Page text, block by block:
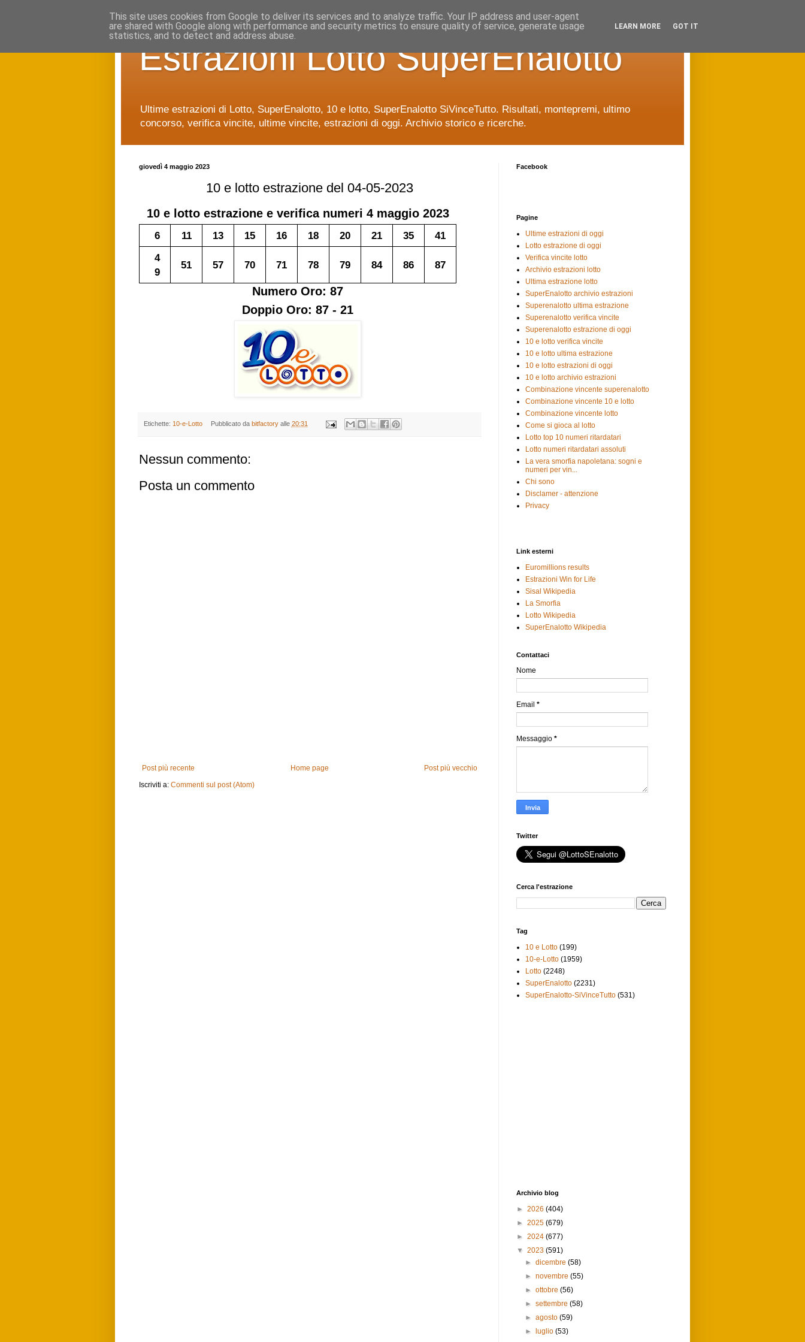
Estrazioni Lotto SuperEnalotto
Ultime estrazioni di Lotto, SuperEnalotto, 10 e lotto, SuperEnalotto SiVinceTutto. Risultati, montepremi, ultimo
concorso, verifica vincite, ultime vincite, estrazioni di oggi. Archivio storico e ricerche.
giovedì 4 maggio 2023
10 e lotto estrazione del 04-05-2023
10 e lottoestrazione e verifica numeri 4 maggio 2023
6 11 13 15 16 18 20 21 35
41
4
9
51 57 70 71 78 79 84 86 87
Numero Oro: 87
Doppio Oro: 87 - 21
Etichette: 10-e-Lotto Pubblicato da bitfactory alle 20:31
Nessun commento:
Posta un commento
Post più recente Post più vecchio
Home page
Iscriviti a: Commenti sul post (Atom)
Facebook
Pagine
Ultime estrazioni di oggi
Lotto estrazione di oggi
Verifica vincite lotto
Archivio estrazioni lotto
Ultima estrazione lotto
SuperEnalotto archivio estrazioni
Superenalotto ultima estrazione
Superenalotto verifica vincite
Superenalotto estrazione di oggi
10 e lotto verifica vincite
10 e lotto ultima estrazione
10 e lotto estrazioni di oggi
10 e lotto archivio estrazioni
Combinazione vincente superenalotto
Combinazione vincente 10 e lotto
Combinazione vincente lotto
Come si gioca al lotto
Lotto top 10 numeri ritardatari
Lotto numeri ritardatari assoluti
La vera smorfia napoletana: sogni e
numeri per vin...
Chi sono
Disclamer - attenzione
Privacy
Link esterni
Euromillions results
Estrazioni Win for Life
Sisal Wikipedia
La Smorfia
Lotto Wikipedia
SuperEnalotto Wikipedia
Contattaci
Nome
Email *
Messaggio *
Twitter
Cerca l'estrazione
Tag
10 e Lotto (199)
10-e-Lotto (1959)
Lotto (2248)
SuperEnalotto (2231)
SuperEnalotto-SiVinceTutto (531)
Archivio blog
► 2026 (404)
► 2025 (679)
► 2024 (677)
▼ 2023 (591)
►dicembre(58)
►novembre(55)
►ottobre(56)
►settembre(58)
►agosto(59)
►
luglio(53)
This site uses cookies from Google to deliver its services and to analyze traffic. Your IP address and user-agent
are shared with Google along with performance and security metrics to ensure quality of service, generate usage
statistics, and to detect and address abuse.
LEARN MORE GOT IT